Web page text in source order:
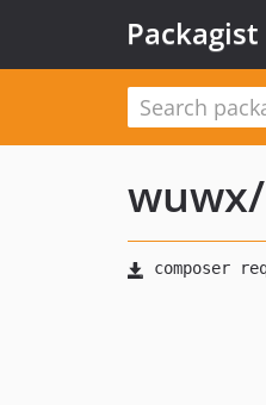
Packagist
wuwx/